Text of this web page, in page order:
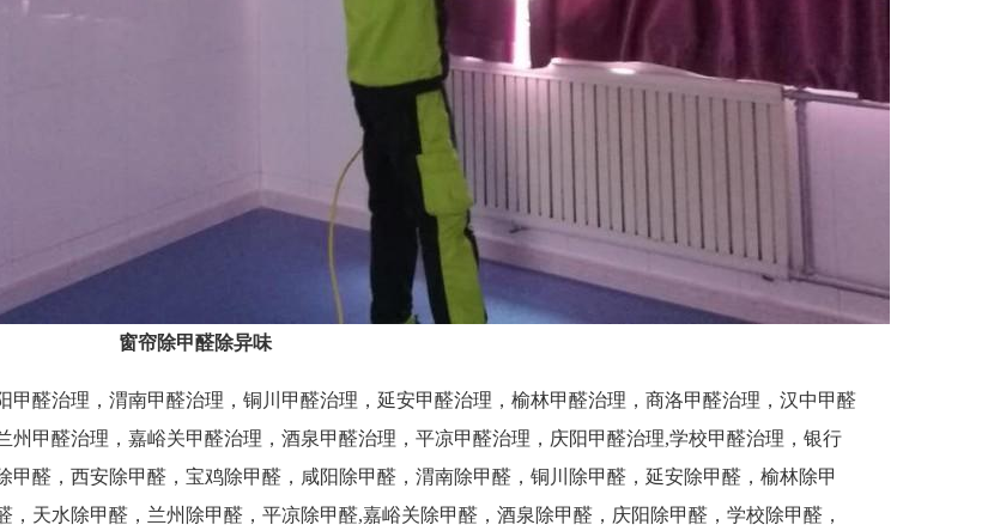
窗帘除甲醛除异味
甲醛治理，渭南甲醛治理，铜川甲醛治理，延安甲醛治理，榆林甲醛治理，商洛甲醛治理，汉中甲醛
甲醛治理，嘉峪关甲醛治理，酒泉甲醛治理，平凉甲醛治理，庆阳甲醛治理,学校甲醛治理，银行
醛，西安除甲醛，宝鸡除甲醛，咸阳除甲醛，渭南除甲醛，铜川除甲醛，延安除甲醛，榆林除甲
天水除甲醛，兰州除甲醛，平凉除甲醛,嘉峪关除甲醛，酒泉除甲醛，庆阳除甲醛，学校除甲醛，